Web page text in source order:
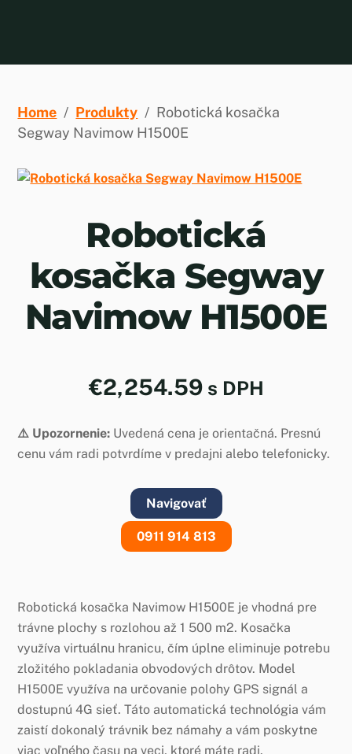
Home / Produkty / Robotická kosačka
Segway Navimow H1500E
Robotická
kosačka Segway
Navimow H1500E
€2,254.59 s DPH
⚠️ Upozornenie: Uvedená cena je orientačná. Presnú
cenu vám radi potvrdíme v predajni alebo telefonicky.
Navigovať
0911 914 813
Robotická kosačka Navimow H1500E je vhodná pre
trávne plochy s rozlohou až 1 500 m2. Kosačka
využíva virtuálnu hranicu, čím úplne eliminuje potrebu
zložitého pokladania obvodových drôtov. Model
H1500E využíva na určovanie polohy GPS signál a
dostupnú 4G sieť. Táto automatická technológia vám
zaistí dokonalý trávnik bez námahy a vám poskytne
viac voľného času na veci, ktoré máte radi.